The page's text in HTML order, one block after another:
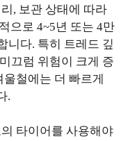
, 보관 상태에 따라
으로 4~5년 또는 4만
니다. 특히 트레드 깊
끄럼 위험이 크게 증
철에는 더 빠르게
.
타이어를 사용해야